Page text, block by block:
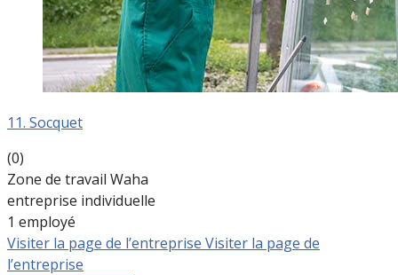
11. Socquet
(0)
Zone de travail Waha
entreprise individuelle
1 employé
Visiter la page de l’entreprise Visiter la page de
l’entreprise